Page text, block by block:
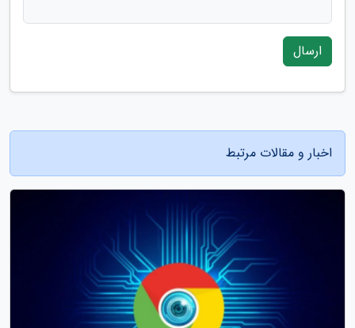
ارسال
اخبار و مقالات مرتبط